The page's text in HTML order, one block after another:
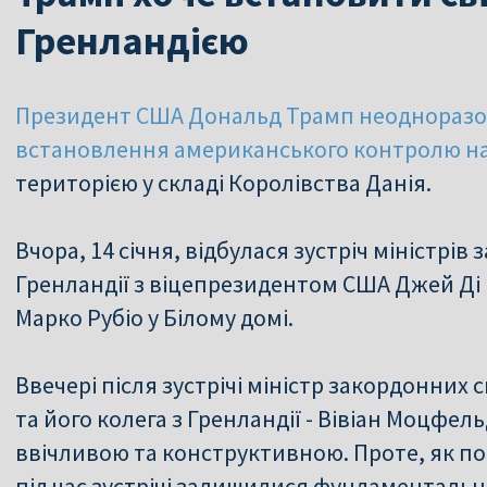
Гренландією
Президент США Дональд Трамп
встановлення американського контролю
територією у складі Королівства Данія.
Вчора, 14 січня, відбулася зустріч
Гренландії з віцепрезидентом США Джей
Марко Рубіо у Білому домі.
Ввечері після зустрічі міністр
та його колега з Гренландії - Вівіан
ввічливою та конструктивною. Проте, як